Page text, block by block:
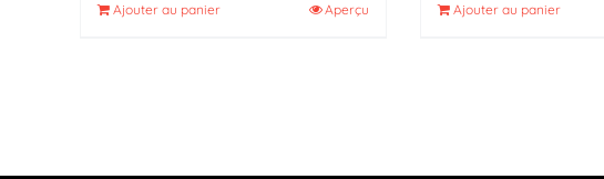
Ajouter au panier Aperçu Ajouter au panier